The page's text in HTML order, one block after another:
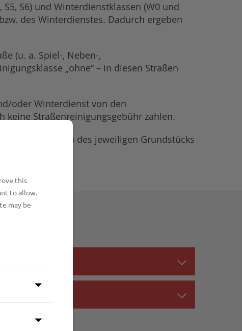
S6) und Winterdienstklassen (W0 und
des Winterdienstes. Dadurch ergeben
(u. a. Spiel-, Neben-,
„ohne“ – in diesen Straßen
oder Winterdienst von den
keine Straßenreinigungsgebühr zahlen.
Frontmetern des jeweiligen Grundstücks
this
to allow.
may be